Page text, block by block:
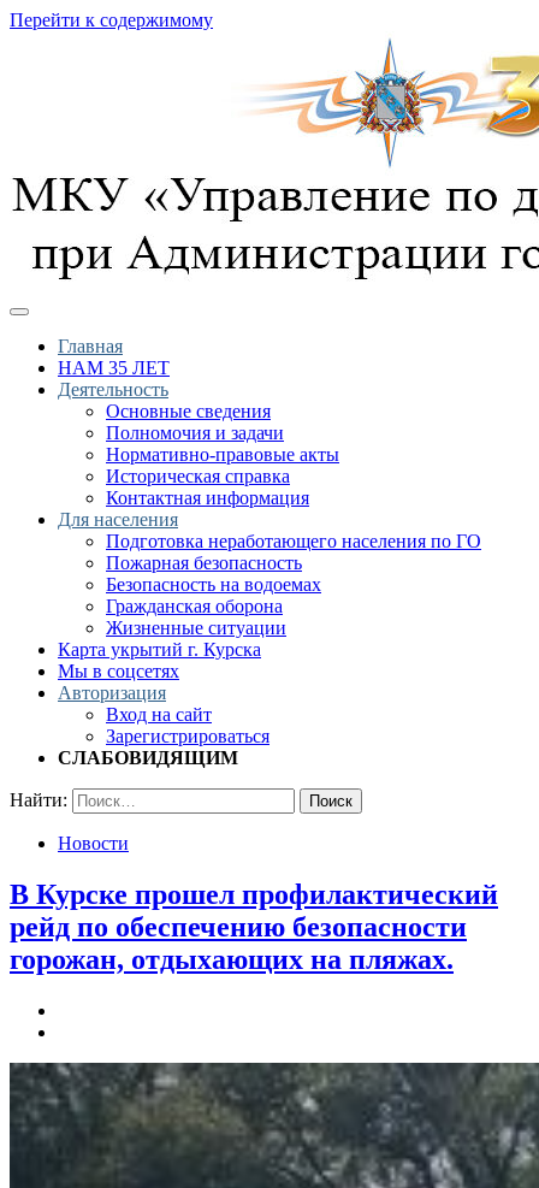
Перейти к содержимому
УГОЧС г. Курска
Главная
НАМ 35 ЛЕТ
Деятельность
Основные сведения
Полномочия и задачи
Нормативно-правовые акты
Историческая справка
Контактная информация
Для населения
Подготовка неработающего населения по ГО
Пожарная безопасность
Безопасность на водоемах
Гражданская оборона
Жизненные ситуации
Карта укрытий г. Курска
Мы в соцсетях
Авторизация
Вход на сайт
Зарегистрироваться
СЛАБОВИДЯЩИМ
Найти:
Новости
В Курске прошел профилактический
рейд по обеспечению безопасности
горожан, отдыхающих на пляжах.